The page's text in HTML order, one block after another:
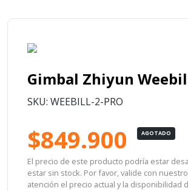
Gimbal Zhiyun
SKU: WEEBILL-2-PRO
$849.900 AGOTADO
El precio de este producto podría estar
estar sin stock. Por favor, valide con
atención el precio actual y la disponibilidad